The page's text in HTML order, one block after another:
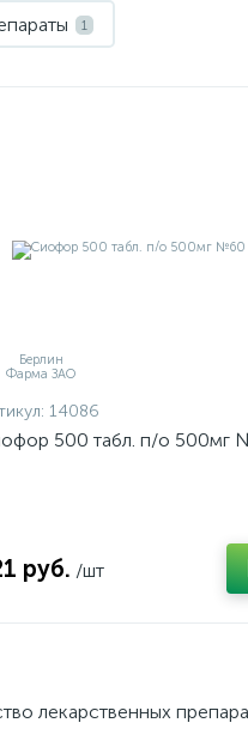
1
14086
500 табл. п/о 500мг
руб. /шт